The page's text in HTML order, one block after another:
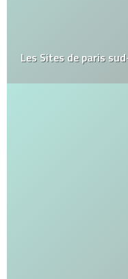
Les Sites de paris